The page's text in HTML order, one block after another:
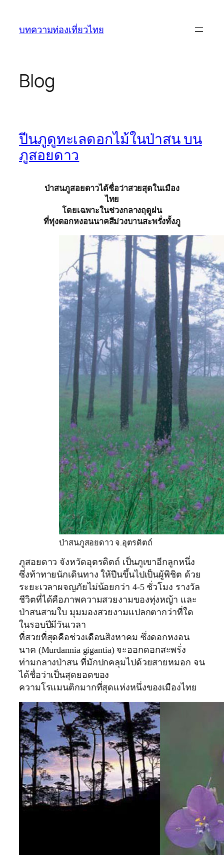
บทความท่องเที่ยวไทย
Blog
ปีนภูดูทะเลดอกไม้ในป่าสน บน
ภูสอยดาว
ป่าสนภูสอยดาวได้ชื่อว่าสวยสุดในเมือง
ไทย
โดยเฉพาะในช่วงกลางฤดูฝน
ที่ทุ่งดอกหงอนนาคสีม่วงบานสะพรั่งทั้งภู
ป่าสนภูสอยดาว จ.อุตรดิตถ์
ภูสอยดาว จังหวัดอุตรดิตถ์ เป็นภูเขาอีกลูกหนึ่ง
ซึ่งท้าทายนักเดินทาง ให้ปีนขึ้นไปเป็นผู้พิชิต ด้วย
ระยะเวลาผจญภัยไม่น้อยกว่า 4-5 ชั่วโมง รางวัล
ชีวิตที่ได้คือภาพความสวยงามของทุ่งหญ้า และ
ป่าสนสามใบ มุมมองสวยงามแปลกตากว่าที่ใด
ในรอบปีมีวันเวลา
ที่สวยที่สุดคือช่วงเดือนสิงหาคม ซึ่งดอกหงอน
นาค (Murdannia gigantia) จะออกดอกสะพรั่ง
ท่ามกลางป่าสน ที่มักปกคลุมไปด้วยสายหมอก จน
ได้ชื่อว่าเป็นสุดยอดของ
ความโรแมนติกมากที่สุดแห่งหนึ่งของเมืองไทย